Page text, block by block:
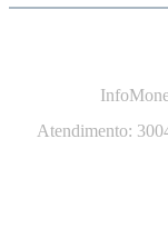
Atendimento: